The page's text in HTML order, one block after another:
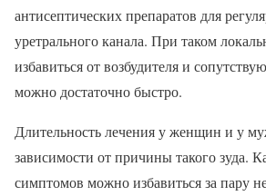
антисептических препаратов для
уретрального канала. При таком
избавиться от возбудителя и
можно достаточно быстро.
Длительность лечения у женщин и у
зависимости от причины такого зуда.
симптомов можно избавиться за пару